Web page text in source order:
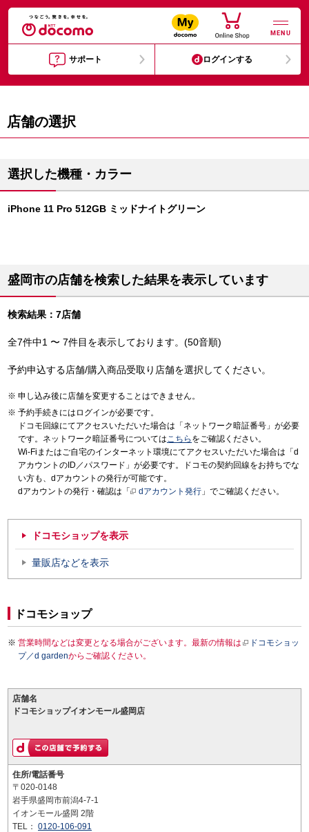
MENU
サポート ログインする
店舗の選択
選択した機種・カラー
iPhone 11 Pro 512GB ミッドナイトグリーン
盛岡市の店舗を検索した結果を表示しています
検索結果：7店舗
全7件中1 〜 7件目を表示しております。(50音順)
予約申込する店舗/購入商品受取り店舗を選択してください。
申し込み後に店舗を変更することはできません。
予約手続きにはログインが必要です。
ドコモ回線にてアクセスいただいた場合は「ネットワーク暗証番号」が必要
です。ネットワーク暗証番号についてはこちら をご確認ください。
Wi-Fiまたはご自宅のインターネット環境にてアクセスいただいた場合は「d
アカウントのID／パスワード」が必要です。ドコモの契約回線をお持ちでな
い方も、dアカウントの発行が可能です。
dアカウントの発行・確認は「
dアカウント発行 」でご確認ください。
ドコモショップを表示
量販店などを表示
ドコモショップ
営業時間などは変更となる場合がございます。最新の情報は
ドコモショッ
プ／d gardenからご確認ください。
店舗名
ドコモショップイオンモール盛岡店
住所/電話番号
〒020-0148
岩手県盛岡市前潟4-7-1
イオンモール盛岡 2階
TEL： 0120-106-091